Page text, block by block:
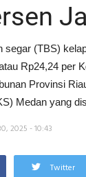
segar (TBS)
Rp24,24 per
Provinsi
Medan yang
2025 - 10:43
Twitter